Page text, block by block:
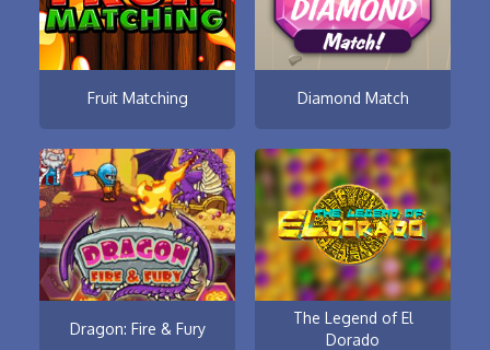
Fruit Matching Diamond Match
Dragon: Fire & Fury
The Legend of El
Dorado